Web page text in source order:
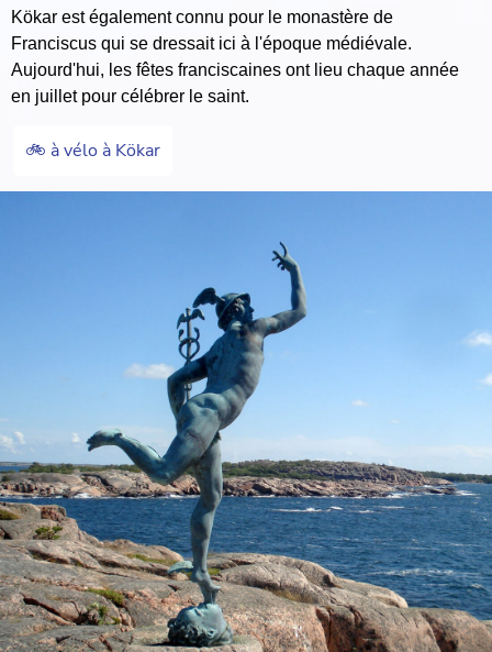
Kökar est également connu pour le monastère de
Franciscus qui se dressait ici à l'époque médiévale.
Aujourd'hui, les fêtes franciscaines ont lieu chaque année
en juillet pour célébrer le saint.
🚲 à vélo à Kökar